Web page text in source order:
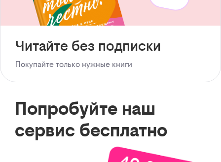
Читайте без подписки
Покупайте только нужные книги
Попробуйте наш
сервис бесплатно